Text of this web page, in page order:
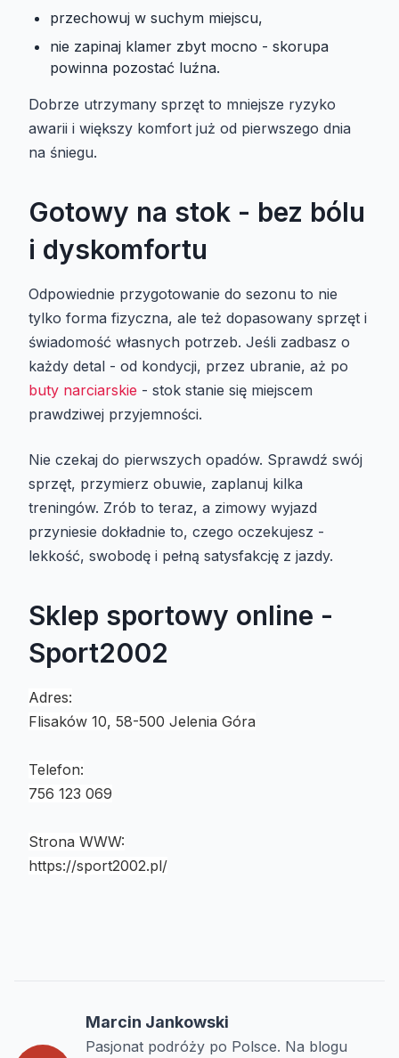
przechowuj w suchym miejscu,
nie zapinaj klamer zbyt mocno - skorupa
powinna pozostać luźna.
Dobrze utrzymany sprzęt to mniejsze ryzyko
awarii i większy komfort już od pierwszego dnia
na śniegu.
Gotowy na stok - bez bólu
i dyskomfortu
Odpowiednie przygotowanie do sezonu to nie
tylko forma fizyczna, ale też dopasowany sprzęt i
świadomość własnych potrzeb. Jeśli zadbasz o
każdy detal - od kondycji, przez ubranie, aż po
buty narciarskie - stok stanie się miejscem
prawdziwej przyjemności.
Nie czekaj do pierwszych opadów. Sprawdź swój
sprzęt, przymierz obuwie, zaplanuj kilka
treningów. Zrób to teraz, a zimowy wyjazd
przyniesie dokładnie to, czego oczekujesz -
lekkość, swobodę i pełną satysfakcję z jazdy.
Sklep sportowy online -
Sport2002
Adres:
Flisaków 10, 58-500 Jelenia Góra
Telefon:
756 123 069
Strona WWW:
https://sport2002.pl/
Marcin Jankowski
Pasjonat podróży po Polsce. Na blogu